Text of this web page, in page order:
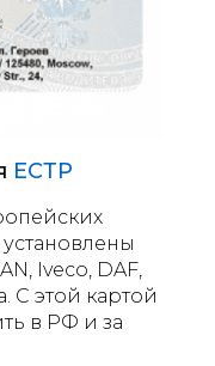
ЕСТР
Iveco, DAF,
С этой картой
в РФ и за